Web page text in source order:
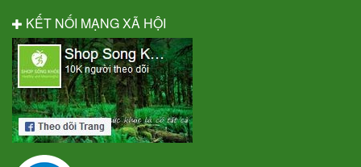
KẾT NỐI MẠNG XÃ HỘI